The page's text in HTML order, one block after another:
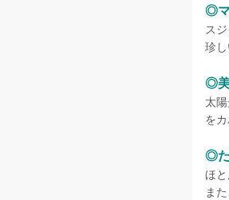
◎マ
ス
珍
◎
太
を
◎た
ほ
ま